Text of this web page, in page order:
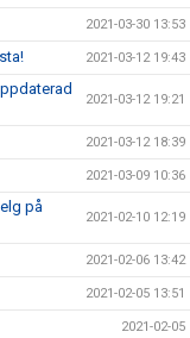
2021-03-30 13:53
2021-03-12 19:43
2021-03-12 19:21
2021-03-12 18:39
2021-03-09 10:36
på
2021-02-10 12:19
2021-02-06 13:42
2021-02-05 13:51
2021-02-05